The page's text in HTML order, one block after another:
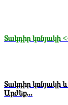
Տակդիր կոնյակի
Տակդիր կոնյակի
Արժեք...